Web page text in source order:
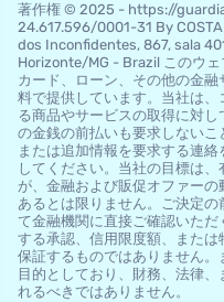
著作権 © 2025 - https://
24.617.596/0001-31 By
dos Inconfidentes, 867, sala
Horizo​​nte/MG - Brazil このウ
カード、ローン、その他の金
料で提供しています。当社は
る商品やサービスの取得に対
の金銭の前払いも要求しない
または追加情報を要求する連
してください。当社の目標は
が、金融および販促オファー
あるとは限りません。ご決定
て金融機関に直接ご確認いた
する承認、信用限度額、また
保証するものではありません
目的としており、財務、法律
れるべきではありません。